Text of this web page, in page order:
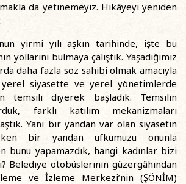
da yetinemeyiz. Hikâyeyi yeniden
yirmi yılı aşkın tarihinde, işte bu
yollarını bulmaya çalıştık. Yaşadığımız
daha fazla söz sahibi olmak amacıyla
yerel siyasette ve yerel yönetimlerde
temsili diyerek başladık. Temsilin
farklı katılım mekanizmaları
Yani bir yandan var olan siyasetin
bir yandan ufkumuzu onunla
bunu yapamazdık, hangi kadınlar bizi
Belediye otobüslerinin güzergâhından
ve İzleme Merkezi’nin (ŞÖNİM)